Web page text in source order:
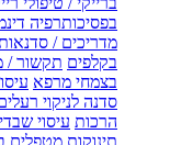
בפסיכותרפיה
מדריכים /
בקלפים תקשור /
בצמחי מרפא
סדנה לניקוי
הרכות עיסוי